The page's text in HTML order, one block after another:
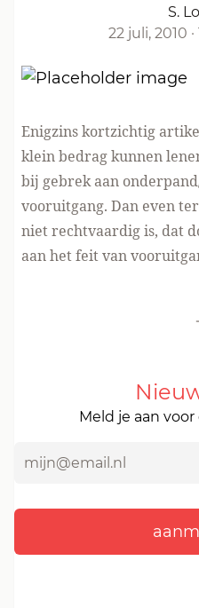
S.
22 juli, 2010 ·
Enigzins kortzichtig
klein bedrag kunnen
bij gebrek aan
vooruitgang. Dan even
niet rechtvaardig is, dat
aan het feit van
Meld je aan